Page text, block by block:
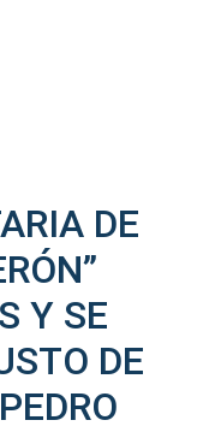
DE
Y SE
DE